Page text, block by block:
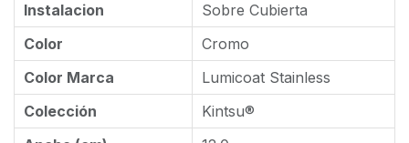
Instalacion
Sobre Cubierta
Color
Cromo
Color Marca
Lumicoat Stainless
Colección
Kintsu®